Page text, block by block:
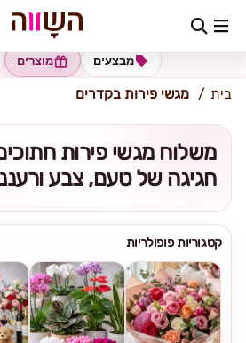
כתובת למשלוח הזינו כתובת
מוצרים מבצעים
בית מגשי פירות בקדרים
משלוח מגשי פירות
חגיגה של טעם, צבע
קטגוריות פופולריות